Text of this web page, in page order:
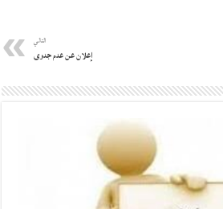
التالي
إعلان عن عدم جدوى